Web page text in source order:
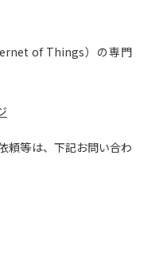
of Things）の専門
頼等は、下記お問い合わ